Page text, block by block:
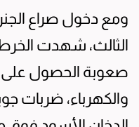
ومع دخول صراع
الثالث، شهدت
صعوبة الحصول على
والكهرباء، ضربات